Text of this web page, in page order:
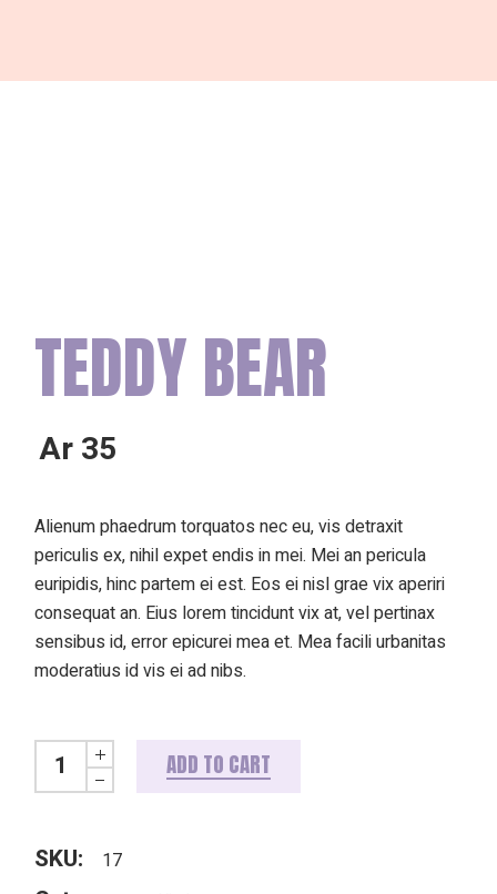
TEDDY BEAR
Ar35
Alienum phaedrum torquatos nec eu, vis detraxit
periculis ex, nihil expet endis in mei. Mei an pericula
euripidis, hinc partem ei est. Eos ei nisl grae vix aperiri
consequat an. Eius lorem tincidunt vix at, vel pertinax
sensibus id, error epicurei mea et. Mea facili urbanitas
moderatius id vis ei ad nibs.
ADD TO CART
SKU: 17